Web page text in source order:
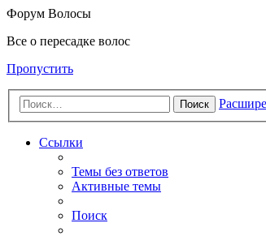
Форум Волосы
Все о пересадке волос
Пропустить
Поиск
Ссылки
Темы без ответов
Активные темы
Поиск